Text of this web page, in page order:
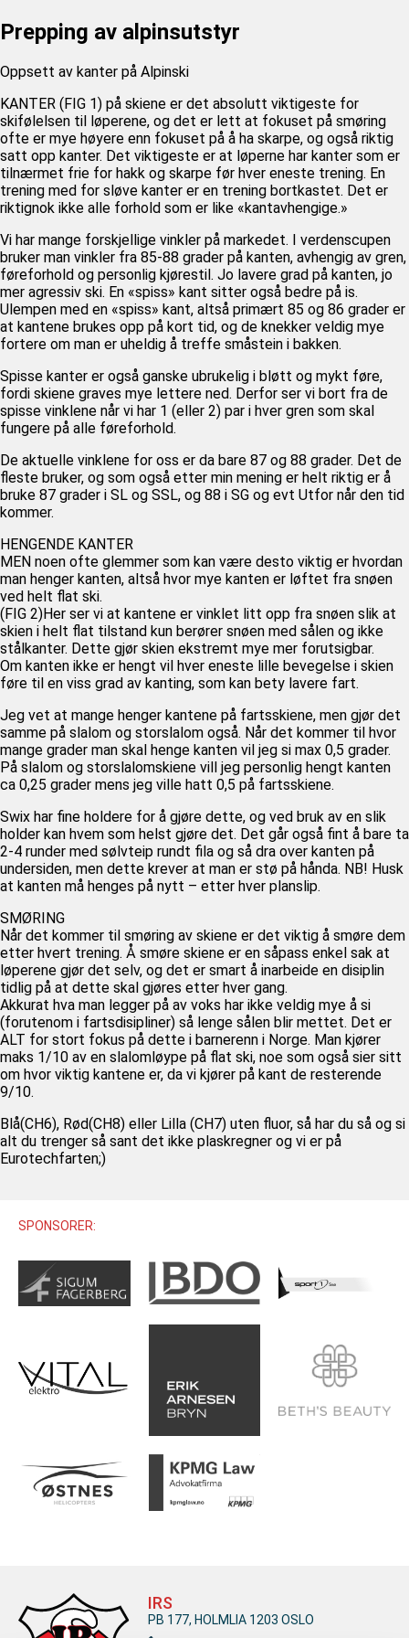
U14 (13-14 ÅR)
U16 (15-16 ÅR)
MASTERS
PRIVATTIMER
SKILISENS
TRENINGSLÆRE
TRENINGSPROGRAM
SAMLINGER
RENN
Prepping av alpinsutstyr
Oppsett av kanter på Alpinski
KANTER (FIG 1) på skiene er det absolutt viktigeste for
skifølelsen til løperene, og det er lett at fokuset på smøring
ofte er mye høyere enn fokuset på å ha skarpe, og også riktig
satt opp kanter. Det viktigeste er at løperne har kanter som er
tilnærmet frie for hakk og skarpe før hver eneste trening. En
trening med for sløve kanter er en trening bortkastet. Det er
riktignok ikke alle forhold som er like «kantavhengige.»
Vi har mange forskjellige vinkler på markedet. I verdenscupen
bruker man vinkler fra 85-88 grader på kanten, avhengig av gren,
føreforhold og personlig kjørestil. Jo lavere grad på kanten, jo
mer agressiv ski. En «spiss» kant sitter også bedre på is.
Ulempen med en «spiss» kant, altså primært 85 og 86 grader er
at kantene brukes opp på kort tid, og de knekker veldig mye
fortere om man er uheldig å treffe småstein i bakken.
Spisse kanter er også ganske ubrukelig i bløtt og mykt føre,
fordi skiene graves mye lettere ned. Derfor ser vi bort fra de
spisse vinklene når vi har 1 (eller 2) par i hver gren som skal
fungere på alle føreforhold.
De aktuelle vinklene for oss er da bare 87 og 88 grader. Det de
fleste bruker, og som også etter min mening er helt riktig er å
bruke 87 grader i SL og SSL, og 88 i SG og evt Utfor når den tid
kommer.
HENGENDE KANTER
MEN noen ofte glemmer som kan være desto viktig er hvordan
man henger kanten, altså hvor mye kanten er løftet fra snøen
ved helt flat ski.
(FIG 2)Her ser vi at kantene er vinklet litt opp fra snøen slik at
skien i helt flat tilstand kun berører snøen med sålen og ikke
stålkanter. Dette gjør skien ekstremt mye mer forutsigbar.
Om kanten ikke er hengt vil hver eneste lille bevegelse i skien
føre til en viss grad av kanting, som kan bety lavere fart.
Jeg vet at mange henger kantene på fartsskiene, men gjør det
samme på slalom og storslalom også. Når det kommer til hvor
mange grader man skal henge kanten vil jeg si max 0,5 grader.
På slalom og storslalomskiene vill jeg personlig hengt kanten
ca 0,25 grader mens jeg ville hatt 0,5 på fartsskiene.
Swix har fine holdere for å gjøre dette, og ved bruk av en slik
holder kan hvem som helst gjøre det. Det går også fint å bare ta
2-4 runder med sølvteip rundt fila og så dra over kanten på
undersiden, men dette krever at man er stø på hånda. NB! Husk
at kanten må henges på nytt – etter hver planslip.
SMØRING
Når det kommer til smøring av skiene er det viktig å smøre dem
etter hvert trening. Å smøre skiene er en såpass enkel sak at
løperene gjør det selv, og det er smart å inarbeide en disiplin
tidlig på at dette skal gjøres etter hver gang.
Akkurat hva man legger på av voks har ikke veldig mye å si
(forutenom i fartsdisipliner) så lenge sålen blir mettet. Det er
ALT for stort fokus på dette i barnerenn i Norge. Man kjører
maks 1/10 av en slalomløype på flat ski, noe som også sier sitt
om hvor viktig kantene er, da vi kjører på kant de resterende
9/10.
Blå(CH6), Rød(CH8) eller Lilla (CH7) uten fluor, så har du så og si
alt du trenger så sant det ikke plaskregner og vi er på
Eurotechfarten;)
SPONSORER:
IRS
PB 177, HOLMLIA 1203 OSLO